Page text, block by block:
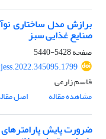
برازش مدل ساختاری
صنایع غذایی سبز
صفحه5428-5440
قاسم زارعی
مشاهده مقاله
اصل
ضرورت پایش